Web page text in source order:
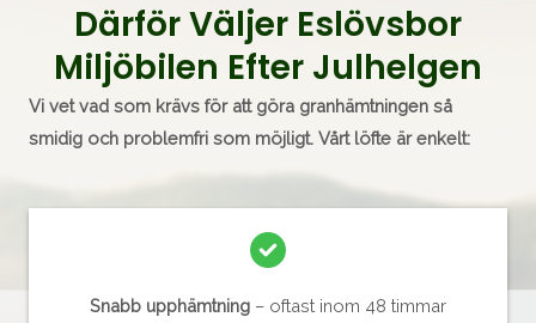
Därför Väljer Eslövsbor
Miljöbilen Efter Julhelgen
Vi vet vad som krävs för att göra granhämtningen så
smidig och problemfri som möjligt. Vårt löfte är enkelt:
Snabb upphämtning – oftast inom 48 timmar